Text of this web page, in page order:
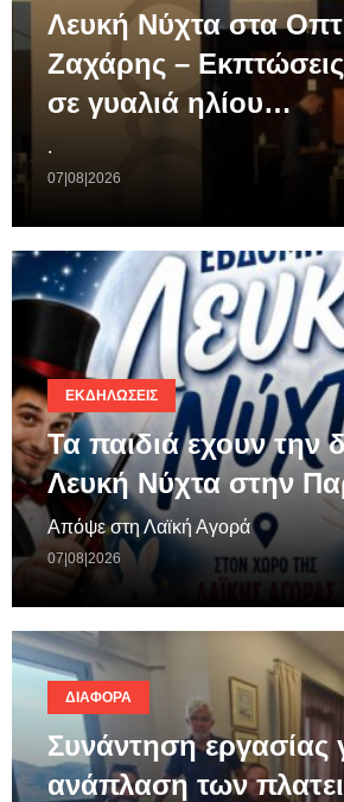
Λευκή Νύχτα στα
Ζαχάρης –
σε γυαλιά ηλίου…
.
07|08|2026
ΕΚΔΗΛΏΣΕΙΣ
Τα παιδιά εχουν την
Λευκή Νύχτα στην
Απόψε στη Λαϊκή Αγορά
07|08|2026
ΔΙΆΦΟΡΑ
Συνάντηση εργασίας
ανάπλαση των